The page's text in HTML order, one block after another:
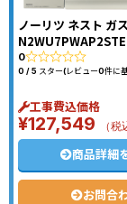
ノーリツ ネスト ガ
N2WU7PWAP2STE
0
0 / 5 スター(レビュー0件に
工事費込価格
¥127,549 （税
商品詳細
お問合